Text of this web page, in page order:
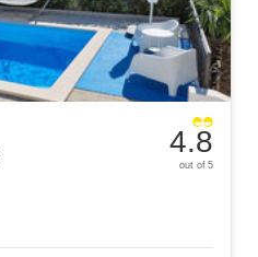
4.8
out of 5